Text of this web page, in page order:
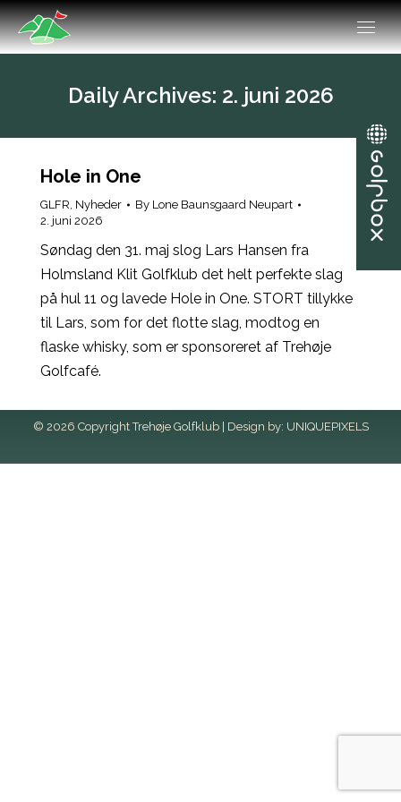
Daily Archives: 2. juni 2026
Hole in One
GLFR, Nyheder By Lone Baunsgaard Neupart
2. juni 2026
Søndag den 31. maj slog Lars Hansen fra
Holmsland Klit Golfklub det helt perfekte slag
på hul 11 og lavede Hole in One. STORT tillykke
til Lars, som for det flotte slag, modtog en
flaske whisky, som er sponsoreret af Trehøje
Golfcafé.
© 2026 Copyright Trehøje Golfklub | Design by: UNIQUEPIXELS